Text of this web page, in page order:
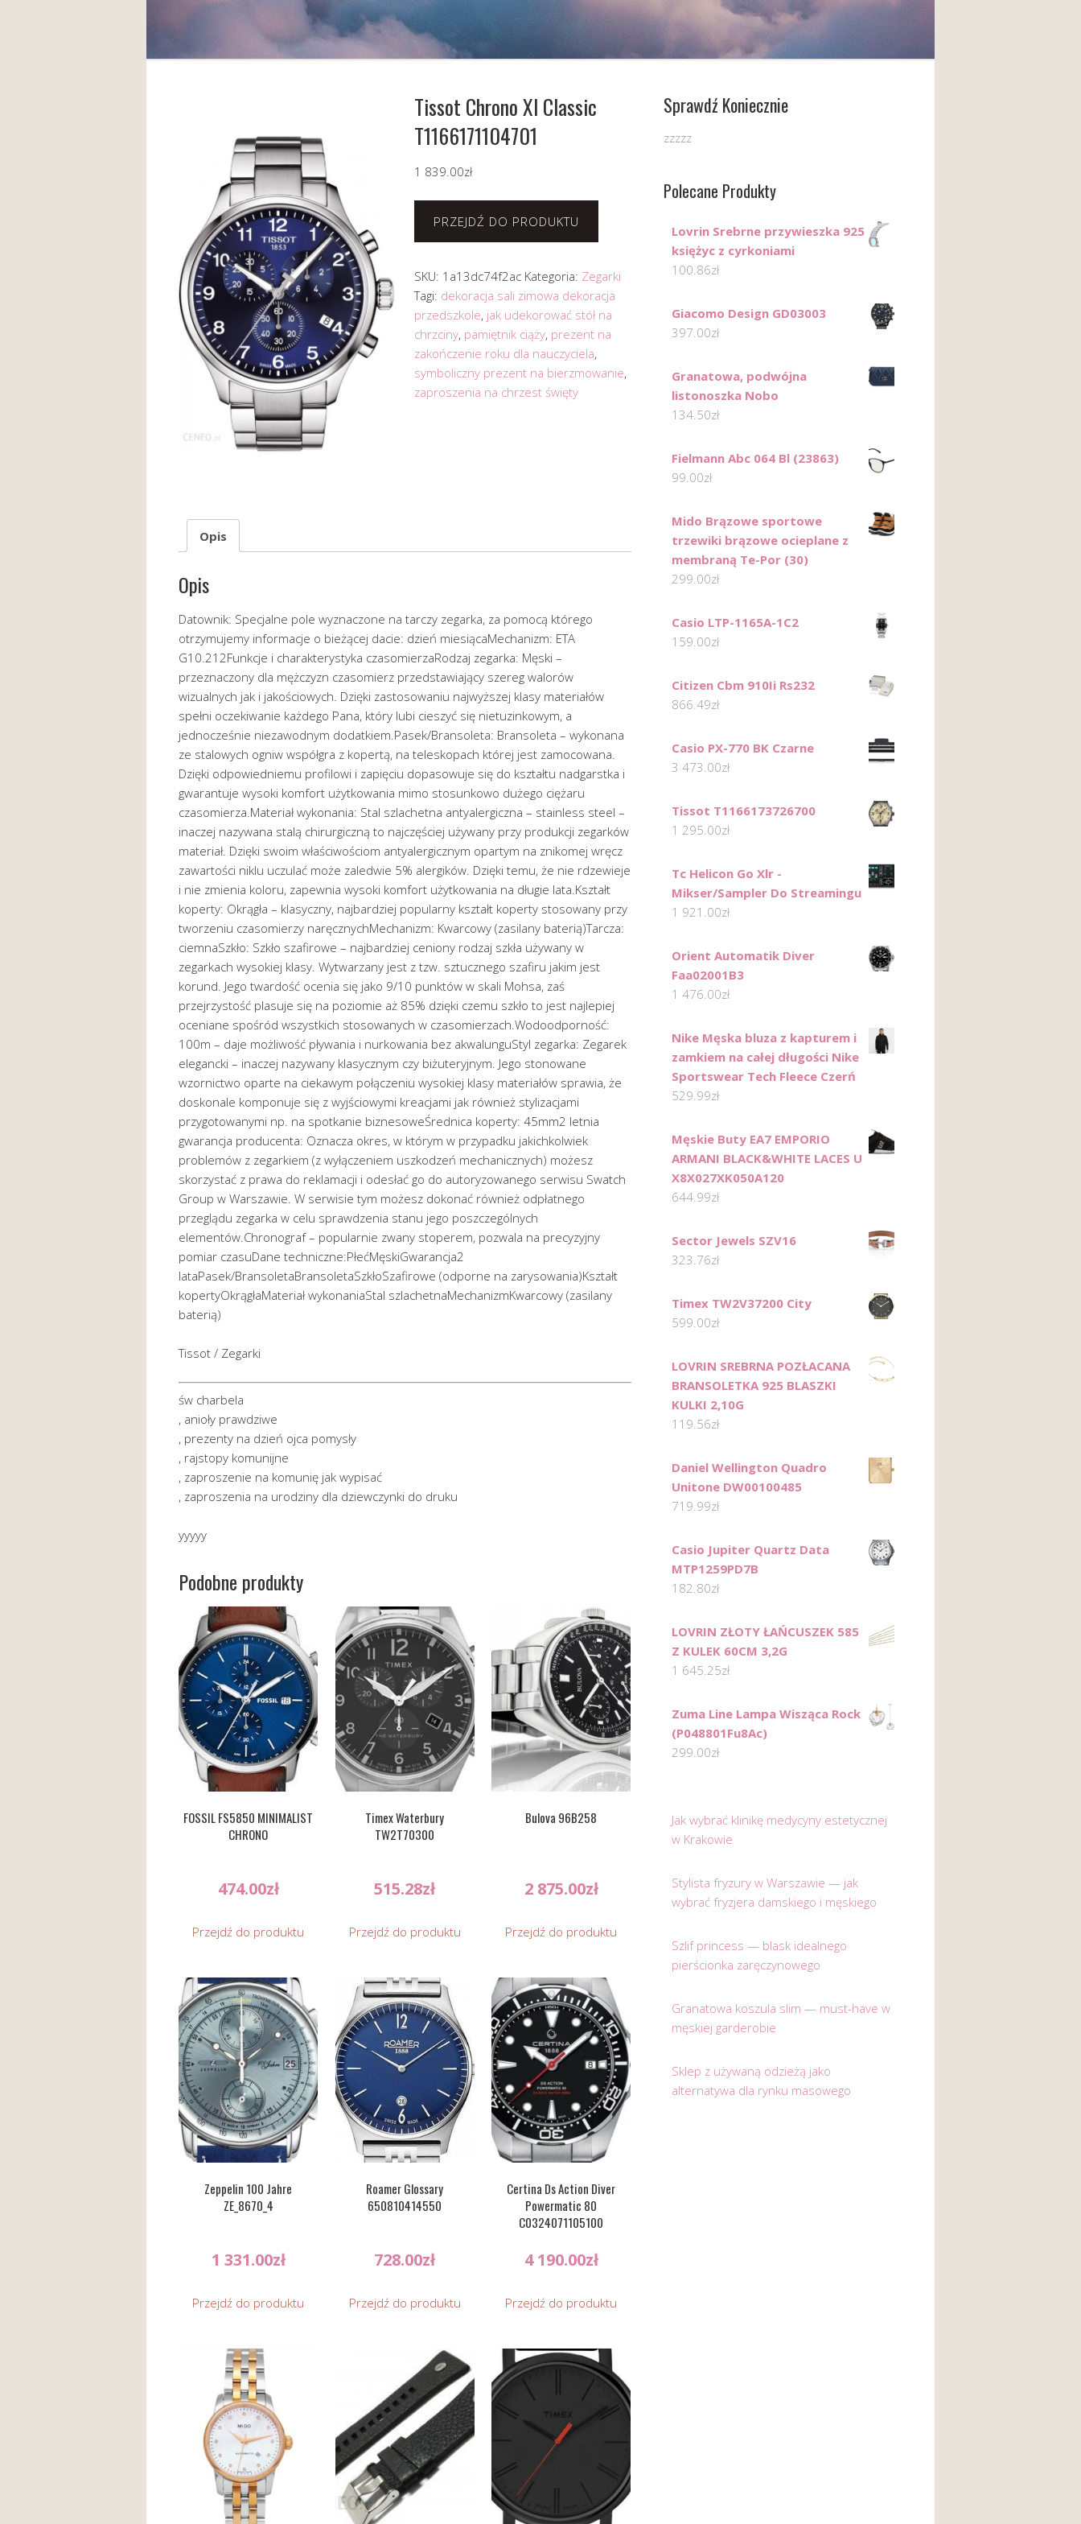
Tissot Chrono Xl Classic
T1166171104701
1 839.00zł
PRZEJDŹ DO PRODUKTU
SKU: 1a13dc74f2ac Kategoria: Zegarki
Tagi: dekoracja sali zimowa dekoracja
przedszkole, jak udekorować stół na
chrzciny, pamiętnik ciąży, prezent na
zakończenie roku dla nauczyciela,
symboliczny prezent na bierzmowanie,
zaproszenia na chrzest święty
Opis
Opis
Datownik: Specjalne pole wyznaczone na tarczy zegarka, za pomocą którego
otrzymujemy informacje o bieżącej dacie: dzień miesiącaMechanizm: ETA
G10.212Funkcje i charakterystyka czasomierzaRodzaj zegarka: Męski –
przeznaczony dla mężczyzn czasomierz przedstawiający szereg walorów
wizualnych jak i jakościowych. Dzięki zastosowaniu najwyższej klasy materiałów
spełni oczekiwanie każdego Pana, który lubi cieszyć się nietuzinkowym, a
jednocześnie niezawodnym dodatkiem.Pasek/Bransoleta: Bransoleta – wykonana
ze stalowych ogniw współgra z kopertą, na teleskopach której jest zamocowana.
Dzięki odpowiedniemu profilowi i zapięciu dopasowuje się do kształtu nadgarstka i
gwarantuje wysoki komfort użytkowania mimo stosunkowo dużego ciężaru
czasomierza.Materiał wykonania: Stal szlachetna antyalergiczna – stainless steel –
inaczej nazywana stalą chirurgiczną to najczęściej używany przy produkcji zegarków
materiał. Dzięki swoim właściwościom antyalergicznym opartym na znikomej wręcz
zawartości niklu uczulać może zaledwie 5% alergików. Dzięki temu, że nie rdzewieje
i nie zmienia koloru, zapewnia wysoki komfort użytkowania na długie lata.Kształt
koperty: Okrągła – klasyczny, najbardziej popularny kształt koperty stosowany przy
tworzeniu czasomierzy naręcznychMechanizm: Kwarcowy (zasilany baterią)Tarcza:
ciemnaSzkło: Szkło szafirowe – najbardziej ceniony rodzaj szkła używany w
zegarkach wysokiej klasy. Wytwarzany jest z tzw. sztucznego szafiru jakim jest
korund. Jego twardość ocenia się jako 9/10 punktów w skali Mohsa, zaś
przejrzystość plasuje się na poziomie aż 85% dzięki czemu szkło to jest najlepiej
oceniane spośród wszystkich stosowanych w czasomierzach.Wodoodporność:
100m – daje możliwość pływania i nurkowania bez akwalunguStyl zegarka: Zegarek
elegancki – inaczej nazywany klasycznym czy biżuteryjnym. Jego stonowane
wzornictwo oparte na ciekawym połączeniu wysokiej klasy materiałów sprawia, że
doskonale komponuje się z wyjściowymi kreacjami jak również stylizacjami
przygotowanymi np. na spotkanie biznesoweŚrednica koperty: 45mm2 letnia
gwarancja producenta: Oznacza okres, w którym w przypadku jakichkolwiek
problemów z zegarkiem (z wyłączeniem uszkodzeń mechanicznych) możesz
skorzystać z prawa do reklamacji i odesłać go do autoryzowanego serwisu Swatch
Group w Warszawie. W serwisie tym możesz dokonać również odpłatnego
przeglądu zegarka w celu sprawdzenia stanu jego poszczególnych
elementów.Chronograf – popularnie zwany stoperem, pozwala na precyzyjny
pomiar czasuDane techniczne:PłećMęskiGwarancja2
lataPasek/BransoletaBransoletaSzkłoSzafirowe (odporne na zarysowania)Kształt
kopertyOkrągłaMateriał wykonaniaStal szlachetnaMechanizmKwarcowy (zasilany
baterią)
Tissot / Zegarki
św charbela
, anioły prawdziwe
, prezenty na dzień ojca pomysły
, rajstopy komunijne
, zaproszenie na komunię jak wypisać
, zaproszenia na urodziny dla dziewczynki do druku
yyyyy
Podobne produkty
FOSSIL FS5850 MINIMALIST
CHRONO
474.00zł
Przejdź do produktu
Timex Waterbury
TW2T70300
515.28zł
Przejdź do produktu
Bulova 96B258
2 875.00zł
Przejdź do produktu
Zeppelin 100 Jahre
ZE_8670_4
1 331.00zł
Przejdź do produktu
Roamer Glossary
650810414550
728.00zł
Przejdź do produktu
Certina Ds Action Diver
Powermatic 80
C0324071105100
4 190.00zł
Przejdź do produktu
Sprawdź Koniecznie
zzzzz
Polecane Produkty
Lovrin Srebrne przywieszka 925
księżyc z cyrkoniami
100.86zł
Giacomo Design GD03003
397.00zł
Granatowa, podwójna
listonoszka Nobo
134.50zł
Fielmann Abc 064 Bl (23863)
99.00zł
Mido Brązowe sportowe
trzewiki brązowe ocieplane z
membraną Te-Por (30)
299.00zł
Casio LTP-1165A-1C2
159.00zł
Citizen Cbm 910Ii Rs232
866.49zł
Casio PX-770 BK Czarne
3 473.00zł
Tissot T1166173726700
1 295.00zł
Tc Helicon Go Xlr -
Mikser/Sampler Do Streamingu
1 921.00zł
Orient Automatik Diver
Faa02001B3
1 476.00zł
Nike Męska bluza z kapturem i
zamkiem na całej długości Nike
Sportswear Tech Fleece Czerń
529.99zł
Męskie Buty EA7 EMPORIO
ARMANI BLACK&WHITE LACES U
X8X027XK050A120
644.99zł
Sector Jewels SZV16
323.76zł
Timex TW2V37200 City
599.00zł
LOVRIN SREBRNA POZŁACANA
BRANSOLETKA 925 BLASZKI
KULKI 2,10G
119.56zł
Daniel Wellington Quadro
Unitone DW00100485
719.99zł
Casio Jupiter Quartz Data
MTP1259PD7B
182.80zł
LOVRIN ZŁOTY ŁAŃCUSZEK 585
Z KULEK 60CM 3,2G
1 645.25zł
Zuma Line Lampa Wisząca Rock
(P048801Fu8Ac)
299.00zł
Jak wybrać klinikę medycyny estetycznej
w Krakowie
Stylista fryzury w Warszawie — jak
wybrać fryzjera damskiego i męskiego
Szlif princess — blask idealnego
pierścionka zaręczynowego
Granatowa koszula slim — must-have w
męskiej garderobie
Sklep z używaną odzieżą jako
alternatywa dla rynku masowego